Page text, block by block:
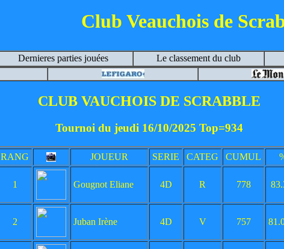
Club Veauchois de
Dernieres parties jouées Le classement du club
CLUB VAUCHOIS DE SCRABBLE
Tournoi du jeudi 16/10/2025 Top=934
RANG JOUEUR SERIE CATEG CUMUL
1 Gougnot Eliane 4D R 778
2 Juban Irène 4D V 757